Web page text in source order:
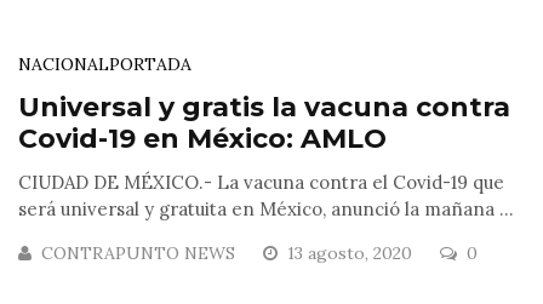
NACIONALPORTADA
Universal y gratis la vacuna contra
Covid-19 en México: AMLO
CIUDAD DE MÉXICO.- La vacuna contra el Covid-19 que
será universal y gratuita en México, anunció la mañana ...
CONTRAPUNTO NEWS 13 agosto, 2020 0